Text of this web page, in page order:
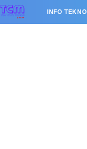
INFO TEKNO